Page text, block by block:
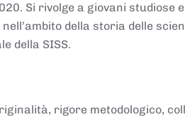
Si rivolge a giovani studiose
della storia delle
della SISS.
rigore metodologico,